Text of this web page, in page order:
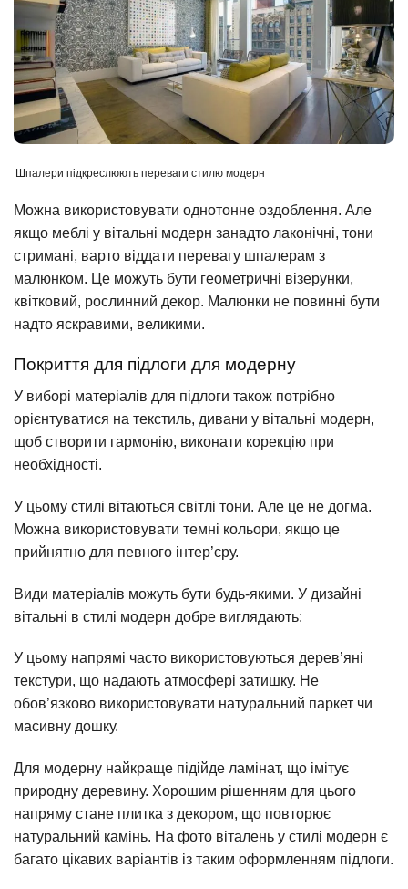
Шпалери підкреслюють переваги стилю модерн
Можна використовувати однотонне оздоблення. Але
якщо меблі у вітальні модерн занадто лаконічні, тони
стримані, варто віддати перевагу шпалерам з
малюнком. Це можуть бути геометричні візерунки,
квітковий, рослинний декор. Малюнки не повинні бути
надто яскравими, великими.
Покриття для підлоги для модерну
У виборі матеріалів для підлоги також потрібно
орієнтуватися на текстиль, дивани у вітальні модерн,
щоб створити гармонію, виконати корекцію при
необхідності.
У цьому стилі вітаються світлі тони. Але це не догма.
Можна використовувати темні кольори, якщо це
прийнятно для певного інтер’єру.
Види матеріалів можуть бути будь-якими. У дизайні
вітальні в стилі модерн добре виглядають:
У цьому напрямі часто використовуються дерев’яні
текстури, що надають атмосфері затишку. Не
обов’язково використовувати натуральний паркет чи
масивну дошку.
Для модерну найкраще підійде ламінат, що імітує
природну деревину. Хорошим рішенням для цього
напряму стане плитка з декором, що повторює
натуральний камінь. На фото віталень у стилі модерн є
багато цікавих варіантів із таким оформленням підлоги.